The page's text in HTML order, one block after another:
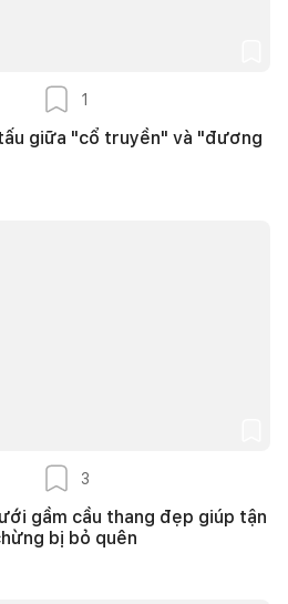
1
giữa "cổ truyền" và "đương
3
gầm cầu thang đẹp giúp tận
bị bỏ quên